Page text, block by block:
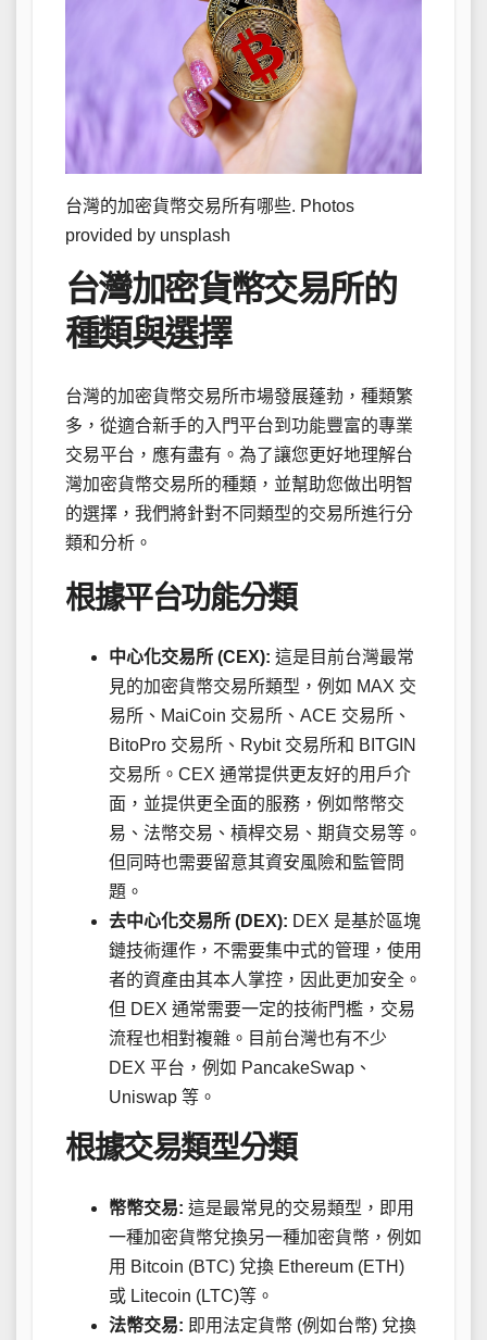
台灣的加密貨幣交易所有哪些. Photos
provided by unsplash
台灣加密貨幣交易所的
種類與選擇
台灣的加密貨幣交易所市場發展蓬勃，種類繁
多，從適合新手的入門平台到功能豐富的專業
交易平台，應有盡有。為了讓您更好地理解台
灣加密貨幣交易所的種類，並幫助您做出明智
的選擇，我們將針對不同類型的交易所進行分
類和分析。
根據平台功能分類
中心化交易所 (CEX): 這是目前台灣最常
見的加密貨幣交易所類型，例如 MAX 交
易所、MaiCoin 交易所、ACE 交易所、
BitoPro 交易所、Rybit 交易所和 BITGIN
交易所。CEX 通常提供更友好的用戶介
面，並提供更全面的服務，例如幣幣交
易、法幣交易、槓桿交易、期貨交易等。
但同時也需要留意其資安風險和監管問
題。
去中心化交易所 (DEX): DEX 是基於區塊
鏈技術運作，不需要集中式的管理，使用
者的資產由其本人掌控，因此更加安全。
但 DEX 通常需要一定的技術門檻，交易
流程也相對複雜。目前台灣也有不少
DEX 平台，例如 PancakeSwap、
Uniswap 等。
根據交易類型分類
幣幣交易: 這是最常見的交易類型，即用
一種加密貨幣兌換另一種加密貨幣，例如
用 Bitcoin (BTC) 兌換 Ethereum (ETH)
或 Litecoin (LTC)等。
法幣交易: 即用法定貨幣 (例如台幣) 兌換